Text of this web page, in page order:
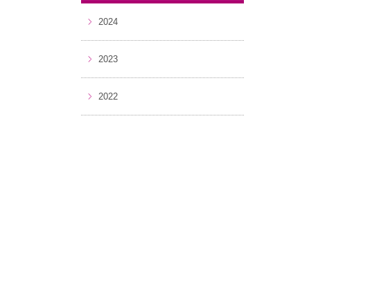
2024
2023
2022